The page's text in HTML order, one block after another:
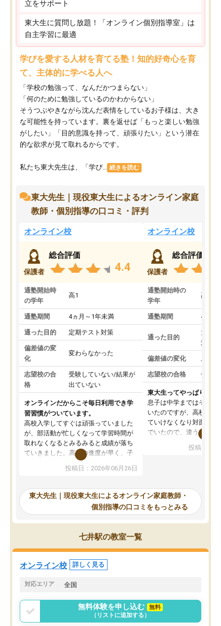
立をサポート
東大生に質問し放題！「オンライン個別指導室」は
自主学習に最適
学びを愛する人材を育てる塾！知的好奇心を育
て、主体的に学べる人へ
「学校の勉強って、なんだかつまらない」
「何のために勉強しているのかわからない」
そうつぶやきながら沈んだ表情をしているお子様は、大き
な可能性を持っています。裏を返せば「もっと楽しい勉強
がしたい」「目的意識を持って、頑張りたい」という潜在
的な欲求が見て取れるからです。
私たち東大先生は、「学び... 続きを読む
東大先生｜現役東大生によるオンライン家庭
教師・個別指導の口コミ・評判
オンライン校
保護者
総合評価
4.4
通塾開始時
の学年
高1
通塾期間 4ヵ月～1年未満
通った目的 定期テスト対策
偏差値の変
化
変わらなかった
志望校の合
格
受験していない/結果が
出ていない
オンラインだからこそ毎日利用でき学
習習慣がついています。
高校入学してすぐは頑張っていました
が、部活動が忙しくなって学習時間が
取れなくなるとみるみると成績が落ち
ていきました。高校の進度が早く、子
供も家に帰って勉強の話すると嫌な反
応を示します。東大先生にお願いして
れるので、親としても安心です。毎日
使える自習室とかもあり、わからない
ところがあれば先生が回答してくれる
のも重宝しています。
投稿日：2026年06月26日
オンライン校
保護者
総合評価
通塾開始時の
学年
高3
通塾期間 4ヵ月
通った目的
大学
対策
偏差値の変化 上が
志望校の合格 合格
東大生ってやっぱりすご
息子は中学まではそこそ
いたのですが、高校に入
ていけなくなり対面の塾
でいたので、違うアプロ
で、当初は模試でD判定
自習室が毎日使えていつ
るのが心強かったよう
謝です。
投稿日：
東大先生｜現役東大生によるオンライン家庭教師・
個別指導の口コミをもっとみる
七井駅の教室一覧
オンライン校 詳しく見る
対応エリア 全国
無料体験を申し込む
無料
（リストに追加する）